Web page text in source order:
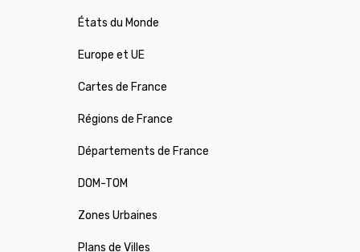
États du Monde
Europe et UE
Cartes de France
Régions de France
Départements de France
DOM-TOM
Zones Urbaines
Plans de Villes